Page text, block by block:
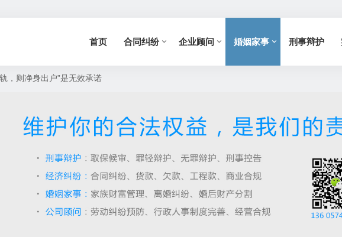
首页 合同纠纷 企业顾问 婚姻家事 刑事辩护
，则净身出户”是无效承诺